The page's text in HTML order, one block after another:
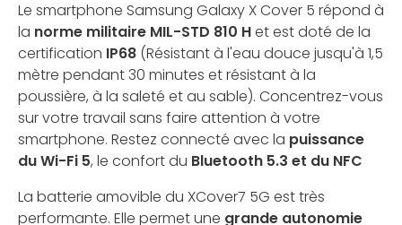
Le smartphone Samsung Galaxy X Cover 5 répond à
la norme militaire MIL-STD 810 Het est doté de la
certification IP68 (Résistant à l'eau douce jusqu'à 1,5
mètre pendant 30 minutes et résistant à la
poussière, à la saleté et au sable). Concentrez-vous
sur votre travail sans faire attention à votre
smartphone. Restez connecté avec la puissance
du Wi-Fi 5, le confort du Bluetooth 5.3 et du NFC
La batterie amovible du XCover7 5G est très
performante. Elle permet une grande autonomie